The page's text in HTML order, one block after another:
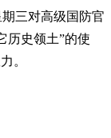
三对高级国防官
历史领土”的使
。